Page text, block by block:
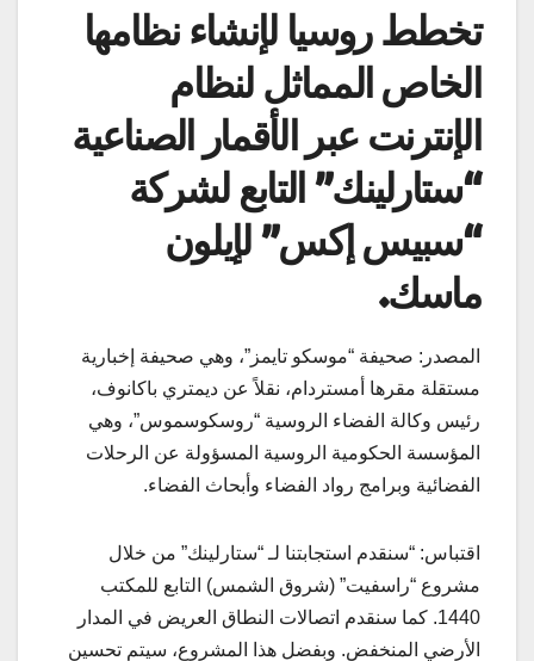
تخطط روسيا لإنشاء نظامها
الخاص المماثل لنظام
الإنترنت عبر الأقمار الصناعية
“ستارلينك” التابع لشركة
“سبيس إكس” لإيلون
ماسك.
المصدر: صحيفة “موسكو تايمز”، وهي صحيفة إخبارية
مستقلة مقرها أمستردام، نقلاً عن ديمتري باكانوف،
رئيس وكالة الفضاء الروسية “روسكوسموس”، وهي
المؤسسة الحكومية الروسية المسؤولة عن الرحلات
الفضائية وبرامج رواد الفضاء وأبحاث الفضاء.
اقتباس: “سنقدم استجابتنا لـ “ستارلينك” من خلال
مشروع “راسفيت” (شروق الشمس) التابع للمكتب
1440. كما سنقدم اتصالات النطاق العريض في المدار
الأرضي المنخفض. وبفضل هذا المشروع، سيتم تحسين